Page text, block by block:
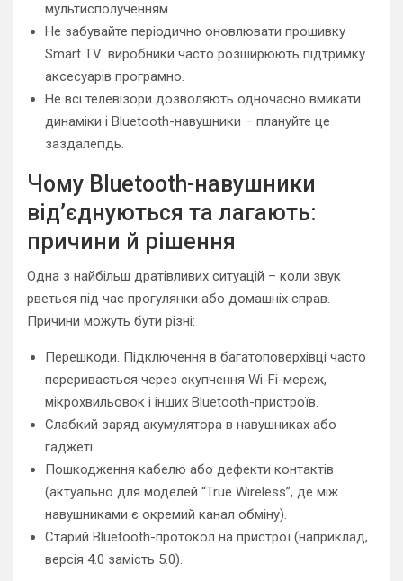
мультисполученням.
Не забувайте періодично оновлювати прошивку
Smart TV: виробники часто розширюють підтримку
аксесуарів програмно.
Не всі телевізори дозволяють одночасно вмикати
динаміки і Bluetooth-навушники – плануйте це
заздалегідь.
Чому Bluetooth-навушники
від’єднуються та лагають:
причини й рішення
Одна з найбільш дратівливих ситуацій – коли звук
рветься під час прогулянки або домашніх справ.
Причини можуть бути різні:
Перешкоди. Підключення в багатоповерхівці часто
переривається через скупчення Wi-Fi-мереж,
мікрохвильовок і інших Bluetooth-пристроїв.
Слабкий заряд акумулятора в навушниках або
гаджеті.
Пошкодження кабелю або дефекти контактів
(актуально для моделей “True Wireless”, де між
навушниками є окремий канал обміну).
Старий Bluetooth-протокол на пристрої (наприклад,
версія 4.0 замість 5.0).